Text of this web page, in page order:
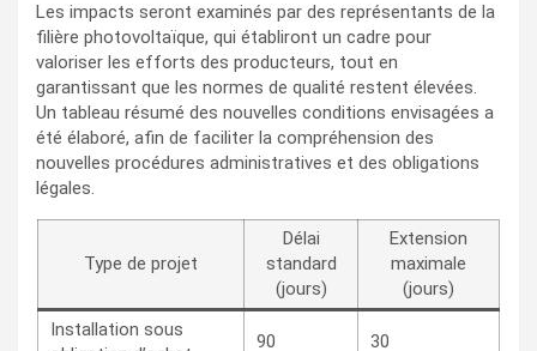
Les impacts seront examinés par des représentants de la
filière photovoltaïque, qui établiront un cadre pour
valoriser les efforts des producteurs, tout en
garantissant que les normes de qualité restent élevées.
Un tableau résumé des nouvelles conditions envisagées a
été élaboré, afin de faciliter la compréhension des
nouvelles procédures administratives et des obligations
légales.
Type de projet
Délai
standard
(jours)
Extension
maximale
(jours)
Installation sous
90 30